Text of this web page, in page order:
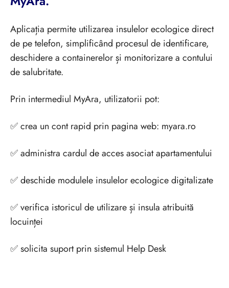
Aplicația permite utilizarea insulelor ecologice direct
de pe telefon, simplificând procesul de identificare,
deschidere a containerelor și monitorizare a contului
de salubritate.
Prin intermediul MyAra, utilizatorii pot:
✅ crea un cont rapid prin pagina web: myara.ro
✅ administra cardul de acces asociat apartamentului
✅ deschide modulele insulelor ecologice digitalizate
✅ verifica istoricul de utilizare și insula atribuită
locuinței
✅ solicita suport prin sistemul Help Desk